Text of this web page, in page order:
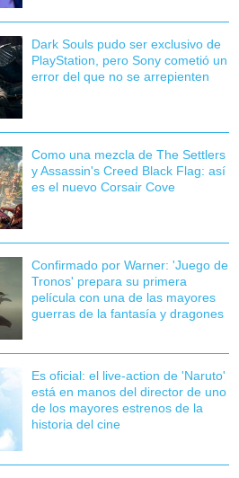
Dark Souls pudo ser exclusivo de
PlayStation, pero Sony cometió un
error del que no se arrepienten
Como una mezcla de The Settlers
y Assassin's Creed Black Flag: así
es el nuevo Corsair Cove
Confirmado por Warner: 'Juego de
Tronos' prepara su primera
película con una de las mayores
guerras de la fantasía y dragones
Es oficial: el live-action de 'Naruto'
está en manos del director de uno
de los mayores estrenos de la
historia del cine